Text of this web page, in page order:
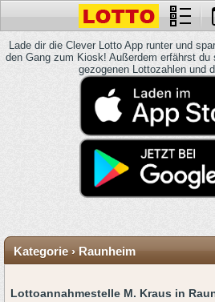
Lade dir die Clever Lotto App runter und
den Gang zum Kiosk! Außerdem erfährst
gezogenen Lottozahlen und
Kategorie › Raunheim
Lottoannahmestelle M. Kraus in